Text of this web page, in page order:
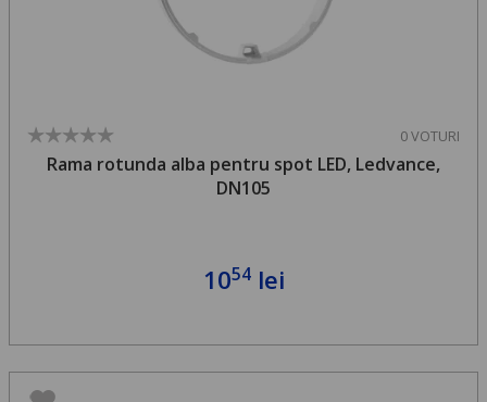
0 VOTURI
Rama rotunda alba pentru spot LED, Ledvance,
DN105
1054lei